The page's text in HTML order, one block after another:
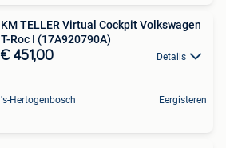
KM TELLER Virtual Cockpit Volkswagen
T-Roc I (17A920790A)
€ 451,00 Details
's-Hertogenbosch Eergisteren